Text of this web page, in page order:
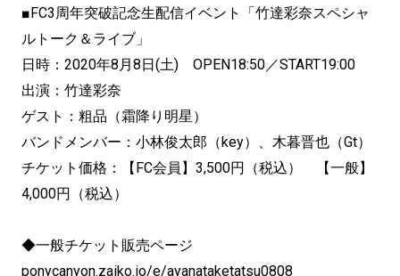
■FC3周年突破記念生配信イベント「竹達彩奈スペシャ
ルトーク＆ライブ」
日時：2020年8月8日(土) OPEN18:50／START19:00
出演：竹達彩奈
ゲスト：粗品（霜降り明星）
バンドメンバー：小林俊太郎（key）、木暮晋也（Gt）
チケット価格：【FC会員】3,500円（税込） 【一般】
4,000円（税込）
◆一般チケット販売ページ
ponycanyon.zaiko.io/e/ayanataketatsu0808